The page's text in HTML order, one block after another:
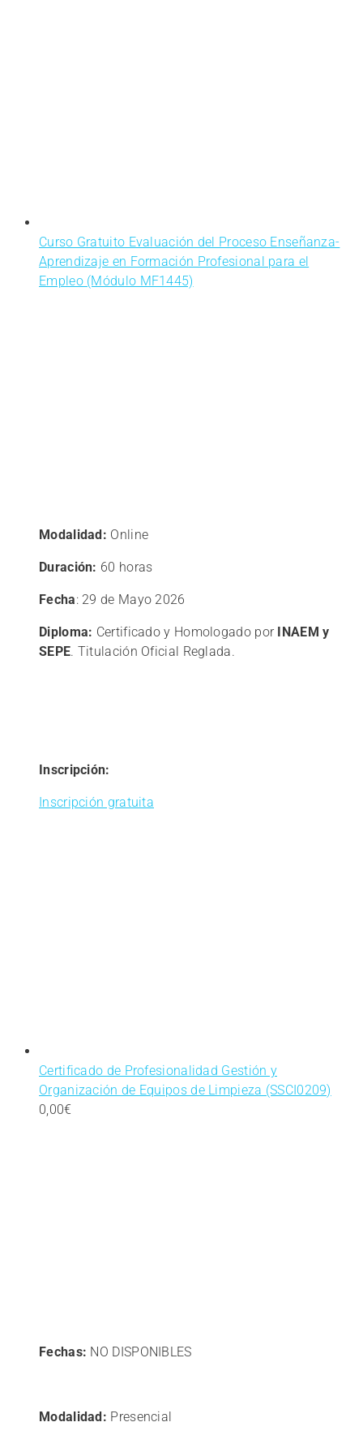
Curso Gratuito Evaluación del Proceso Enseñanza-
Aprendizaje en Formación Profesional para el
Empleo (Módulo MF1445)
Modalidad: Online
Duración: 60 horas
Fecha: 29 de Mayo 2026
Diploma: Certificado y Homologado por INAEM y
SEPE. Titulación Oficial Reglada.
Inscripción:
Inscripción gratuita
Certificado de Profesionalidad Gestión y
Organización de Equipos de Limpieza (SSCI0209)
0,00€
Fechas: NO DISPONIBLES
Modalidad: Presencial